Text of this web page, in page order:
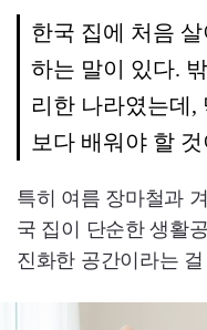
한국 집에 처음
하는 말이 있다.
리한 나라였는데,
보다 배워야 할
특히 여름 장마철과
국 집이 단순한 생활
진화한 공간이라는